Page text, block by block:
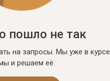
пошло не так
на запросы. Мы уже в курсе
и решаем её.